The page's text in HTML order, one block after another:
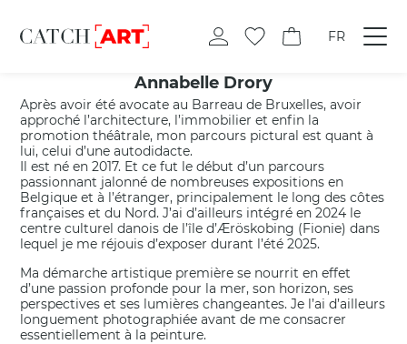
FR
Annabelle Drory
Après avoir été avocate au Barreau de Bruxelles, avoir
approché l’architecture, l’immobilier et enfin la
promotion théâtrale, mon parcours pictural est quant à
lui, celui d’une autodidacte.
Il est né en 2017. Et ce fut le début d’un parcours
passionnant jalonné de nombreuses expositions en
Belgique et à l’étranger, principalement le long des côtes
françaises et du Nord. J’ai d’ailleurs intégré en 2024 le
centre culturel danois de l’île d’Æröskobing (Fionie) dans
lequel je me réjouis d’exposer durant l’été 2025.
Ma démarche artistique première se nourrit en effet
d’une passion profonde pour la mer, son horizon, ses
perspectives et ses lumières changeantes. Je l’ai d’ailleurs
longuement photographiée avant de me consacrer
essentiellement à la peinture.